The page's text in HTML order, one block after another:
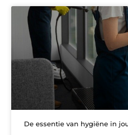
De essentie van hygiëne in